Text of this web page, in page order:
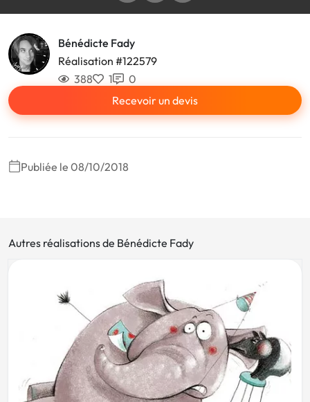
Bénédicte Fady
Réalisation #122579
388
1
0
Recevoir un devis
Publiée le 08/10/2018
Autres réalisations de Bénédicte Fady